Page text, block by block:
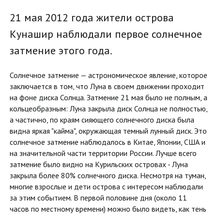
21 мая 2012 года жители острова
Кунашир наблюдали первое солнечное
затмение этого года.
Солнечное затмение — астрономическое явление, которое
заключается в том, что Луна в своем движении проходит
на фоне диска Солнца. Затмение 21 мая было не полным, а
кольцеобразным: Луна закрыла диск Солнца не полностью,
а частично, по краям сияющего солнечного диска была
видна яркая "кайма", окружающая темный лунный диск. Это
солнечное затмение наблюдалось в Китае, Японии, США и
на значительной части территории России. Лучше всего
затмение было видно на Курильских островах - Луна
закрыла более 80% солнечного диска. Несмотря на туман,
многие взрослые и дети острова с интересом наблюдали
за этим событием. В первой половине дня (около 11
часов по местному времени) можно было видеть, как тень